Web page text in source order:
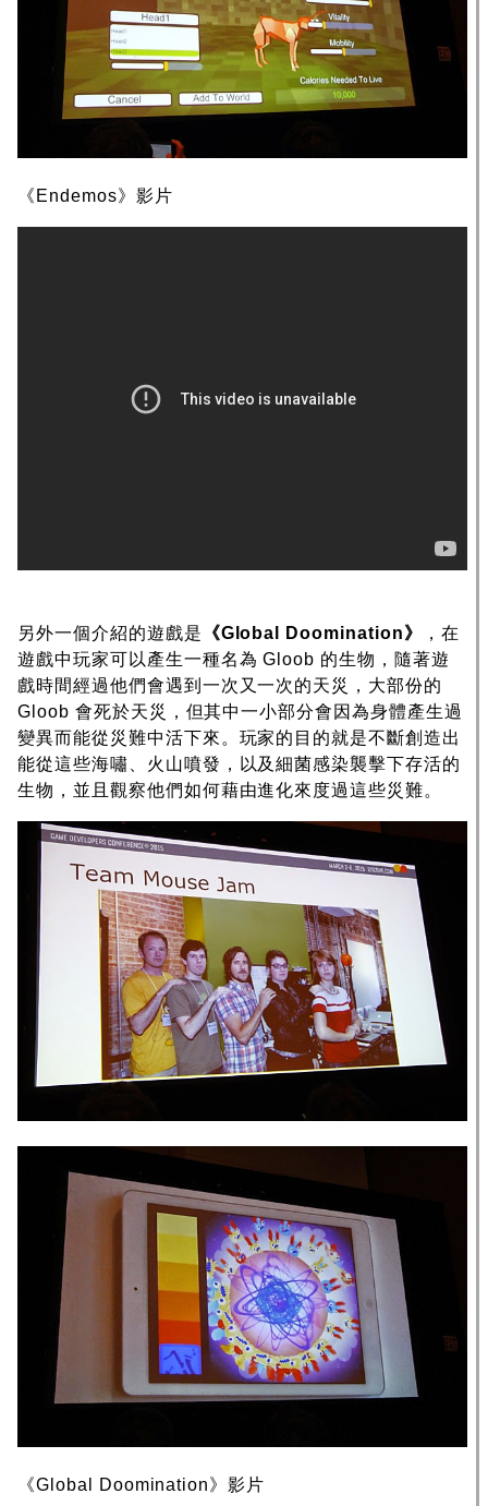
《Endemos》影片
另外一個介紹的遊戲是 《Global Doomination》
，在
遊戲中玩家可以產生一種名為 Gloob 的生物，隨著遊
戲時間經過他們會遇到一次又一次的天災，大部份的
Gloob 會死於天災，但其中一小部分會因為身體產生過
變異而能從災難中活下來。玩家的目的就是不斷創造出
能從這些海嘯、火山噴發，以及細菌感染襲擊下存活的
生物，並且觀察他們如何藉由進化來度過這些災難。
《Global Doomination》影片